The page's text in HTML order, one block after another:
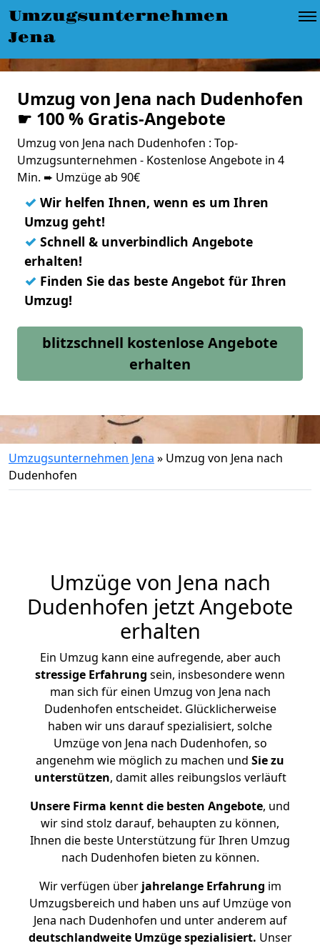
Umzugsunternehmen
Jena
Umzug von Jena nach Dudenhofen
☛ 100 % Gratis-Angebote
Umzug von Jena nach Dudenhofen : Top-
Umzugsunternehmen - Kostenlose Angebote in 4
Min. ➨ Umzüge ab 90€
✓ Wir helfen Ihnen, wenn es um Ihren
Umzug geht!
✓ Schnell & unverbindlich Angebote
erhalten!
✓ Finden Sie das beste Angebot für Ihren
Umzug!
blitzschnell kostenlose Angebote
erhalten
Umzugsunternehmen Jena » Umzug von Jena nach
Dudenhofen
Umzüge von Jena nach
Dudenhofen jetzt Angebote
erhalten
Ein Umzug kann eine aufregende, aber auch
stressige Erfahrung sein, insbesondere wenn
man sich für einen Umzug von Jena nach
Dudenhofen entscheidet. Glücklicherweise
haben wir uns darauf spezialisiert, solche
Umzüge von Jena nach Dudenhofen, so
angenehm wie möglich zu machen und Sie zu
unterstützen, damit alles reibungslos verläuft
Unsere Firma kennt die besten Angebote, und
wir sind stolz darauf, behaupten zu können,
Ihnen die beste Unterstützung für Ihren Umzug
nach Dudenhofen bieten zu können.
Wir verfügen überjahrelange Erfahrung im
Umzugsbereich und haben uns auf Umzüge von
Jena nach Dudenhofen und unter anderem auf
deutschlandweite Umzüge spezialisiert. Unser